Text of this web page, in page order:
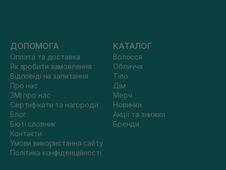
ДОПОМОГА
Оплата та доставка
Як зробити замовлення
Відповіді на запитання
Про нас
ЗМІ про нас
Сертифікати та нагороди
Блог
Бюті словник
Контакти
Умови використання сайту
Політика конфіденційності
КАТАЛОГ
Волосся
Обличчя
Тіло
Дім
Мерч
Новинки
Акції та знижки
Бренди